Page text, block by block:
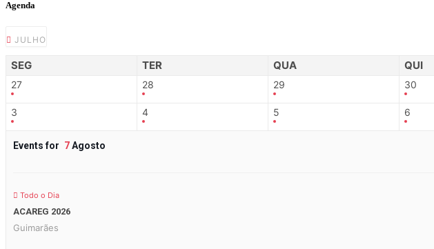
Agenda
JULHO
SEG TER QUA QUI
27 28 29 30
3 4 5 6
Events for 7Agosto
Todo o Dia
ACAREG 2026
Guimarães